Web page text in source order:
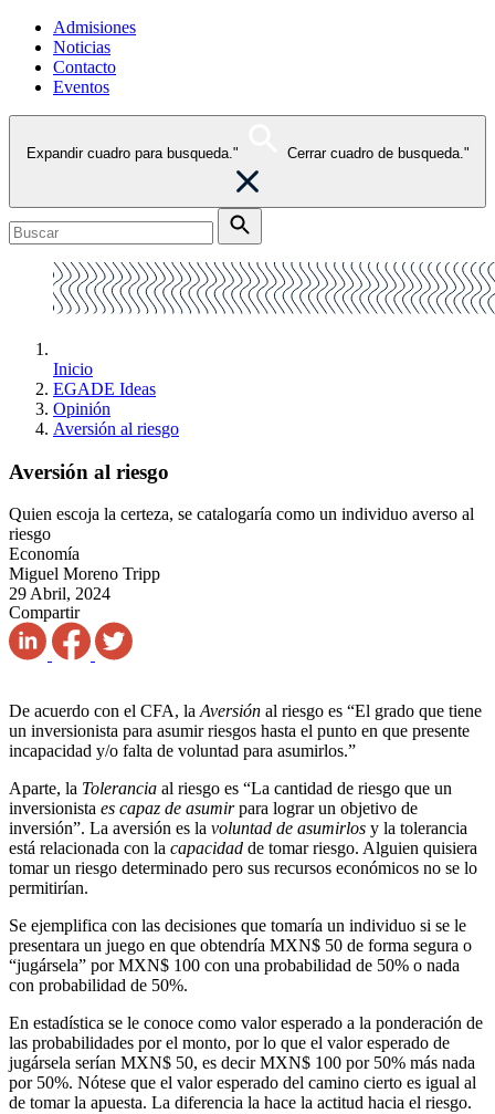
Admisiones
Noticias
Contacto
Eventos
Expandir cuadro para busqueda." Cerrar cuadro de busqueda."
Inicio
EGADE Ideas
Opinión
Aversión al riesgo
Aversión al riesgo
Quien escoja la certeza, se catalogaría como un individuo averso al
riesgo
Economía
Miguel Moreno Tripp
29 Abril, 2024
Compartir
De acuerdo con el CFA, laAversión al riesgo es “El grado que tiene
un inversionista para asumir riesgos hasta el punto en que presente
incapacidad y/o falta de voluntad para asumirlos.”
Aparte, la Tolerancia al riesgo es “La cantidad de riesgo que un
inversionista es capaz de asumirpara lograr un objetivo de
inversión”. La aversión es la voluntad de asumirlos y la tolerancia
está relacionada con la capacidad de tomar riesgo. Alguien quisiera
tomar un riesgo determinado pero sus recursos económicos no se lo
permitirían.
Se ejemplifica con las decisiones que tomaría un individuo si se le
presentara un juego en que obtendría MXN$ 50 de forma segura o
“jugársela” por MXN$ 100 con una probabilidad de 50% o nada
con probabilidad de 50%.
En estadística se le conoce como valor esperado a la ponderación de
las probabilidades por el monto, por lo que el valor esperado de
jugársela serían MXN$ 50, es decir MXN$ 100 por 50% más nada
por 50%. Nótese que el valor esperado del camino cierto es igual al
de tomar la apuesta. La diferencia la hace la actitud hacia el riesgo.